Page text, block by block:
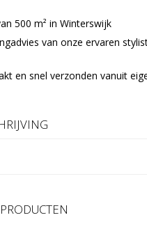
500 m² in Winterswijk
van onze ervaren
en snel verzonden vanuit